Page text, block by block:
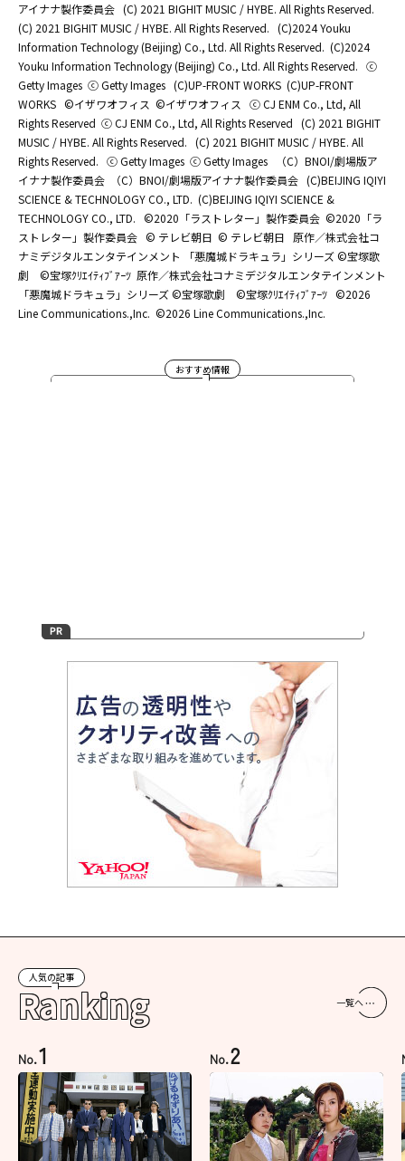
アイナナ製作委員会 (C) 2021 BIGHIT MUSIC / HYBE. All Rights Reserved.
(C) 2021 BIGHIT MUSIC / HYBE. All Rights Reserved. (C)2024 Youku
Information Technology (Beijing) Co., Ltd. All Rights Reserved. (C)2024
Youku Information Technology (Beijing) Co., Ltd. All Rights Reserved. ⓒ
Getty Images ⓒ Getty Images (C)UP-FRONT WORKS (C)UP-FRONT
WORKS ©イザワオフィス ©イザワオフィス
ⓒ CJ ENM Co., Ltd, All
Rights Reserved ⓒ CJ ENM Co., Ltd, All Rights Reserved (C) 2021 BIGHIT
MUSIC / HYBE. All Rights Reserved. (C) 2021 BIGHIT MUSIC / HYBE. All
Rights Reserved. ⓒ Getty Images ⓒ Getty Images
（C）BNOI/劇場版ア
イナナ製作委員会
（C）BNOI/劇場版アイナナ製作委員会 (C)BEIJING IQIYI
SCIENCE & TECHNOLOGY CO., LTD. (C)BEIJING IQIYI SCIENCE &
TECHNOLOGY CO., LTD. ©2020「ラストレター」製作委員会 ©2020「ラ
ストレター」製作委員会 © テレビ朝日 © テレビ朝日
原作／株式会社コ
ナミデジタルエンタテインメント 「悪魔城ドラキュラ」シリーズ ©宝塚歌
劇 ©宝塚ｸﾘｴｲﾃｨﾌﾞｱｰﾂ 原作／株式会社コナミデジタルエンタテインメント
「悪魔城ドラキュラ」シリーズ ©宝塚歌劇 ©宝塚ｸﾘｴｲﾃｨﾌﾞｱｰﾂ ©2026
Line Communications.,Inc. ©2026 Line Communications.,Inc.
おすすめ情報
人気の記事
Ranking 一覧へ
No.1 No.2